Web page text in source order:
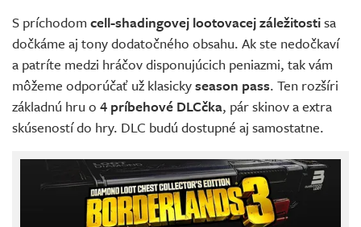
S príchodom cell-shadingovej lootovacej záležitostisa
dočkáme aj tony dodatočného obsahu. Ak ste nedočkaví
a patríte medzi hráčov disponujúcich peniazmi, tak vám
môžeme odporúčať už klasickyseason pass. Ten rozšíri
základnú hru o 4 príbehové DLCčka, pár skinov a extra
skúseností do hry. DLC budú dostupné aj samostatne.